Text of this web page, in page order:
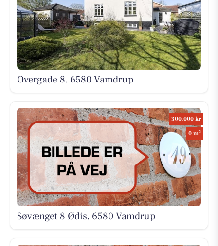
Overgade 8, 6580 Vamdrup
300.000 kr
0 m2
Søvænget 8 Ødis, 6580 Vamdrup